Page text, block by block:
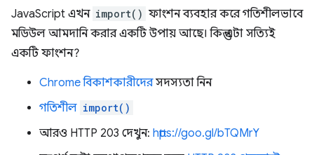
JavaScript এখন import() ফাংশন ব্যবহার করে গতিশীলভাবে
মডিউল আমদানি করার একটি উপায় আছে। কিন্তু এটা সত্যিই
একটি ফাংশন?
Chrome বিকাশকারীদেরসদস্যতা নিন
গতিশীল import()
আরও HTTP 203 দেখুন: https://goo.gl/bTQMrY